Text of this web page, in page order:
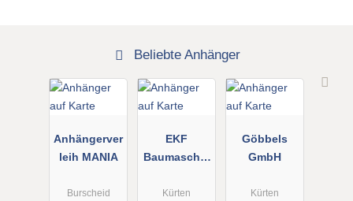
Beliebte Anhänger
Anhängerver
leih MANIA
Burscheid
EKF
Baumaschin
Wilbert
Kürten
Göbbels
GmbH
Kürten